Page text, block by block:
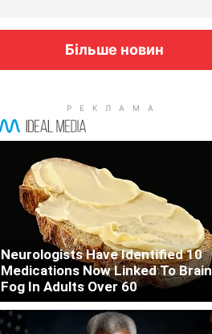
Більше новин
Neurologists Have Identified 10
Medications Now Linked To Brain
Fog In Adults Over 60